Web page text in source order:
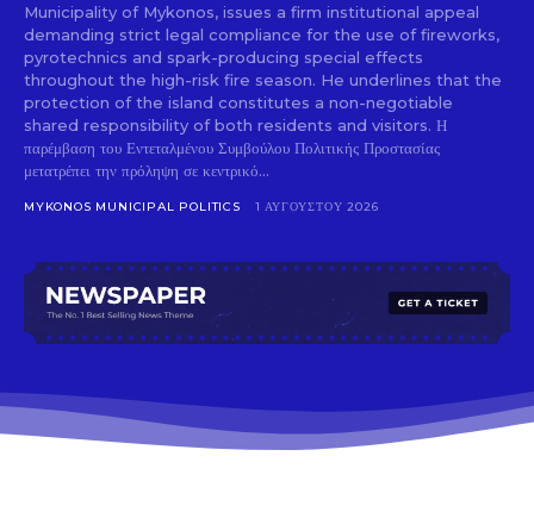
Municipality of Mykonos, issues a firm institutional appeal
demanding strict legal compliance for the use of fireworks,
pyrotechnics and spark-producing special effects
throughout the high-risk fire season. He underlines that the
protection of the island constitutes a non-negotiable
shared responsibility of both residents and visitors. Η
παρέμβαση του Εντεταλμένου Συμβούλου Πολιτικής Προστασίας
μετατρέπει την πρόληψη σε κεντρικό...
MYKONOS MUNICIPAL POLITICS 1 ΑΥΓΟΎΣΤΟΥ 2026